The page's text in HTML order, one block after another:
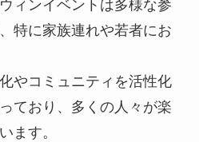
ィンイベントは多様な参
特に家族連れや若者にお
やコミュニティを活性化
ており、多くの人々が楽
ます。